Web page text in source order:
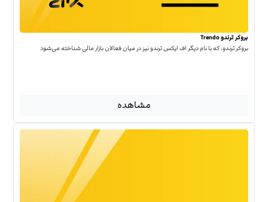
بروکر ترندو Trendo
بروکر ترندو، که با نام دیگر اف ایکس ترندو نیز در میان فعالان بازار مالی شناخته می‌شود
مشاهده